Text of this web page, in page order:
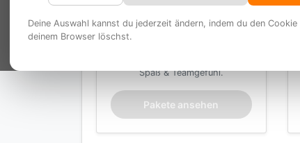
Spaß & Teamgefühl.
Pakete ansehen
Deine Auswahl kannst du jederzeit ändern, indem du den Cookie
deinem Browser löschst.